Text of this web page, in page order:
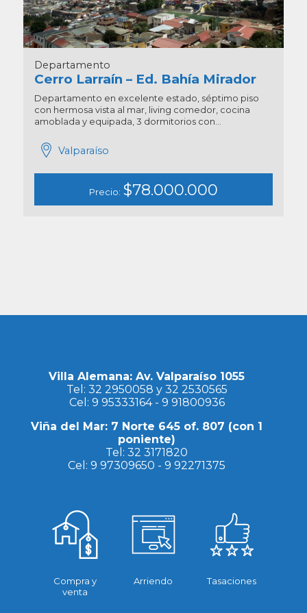
Departamento
Cerro Larraín – Ed. Bahía Mirador
Departamento en excelente estado, séptimo piso
con hermosa vista al mar, living comedor, cocina
amoblada y equipada, 3 dormitorios con...
Valparaíso
Precio: $78.000.000
Villa Alemana: Av. Valparaíso 1055
Tel: 32 2950058 y 32 2530565
Cel: 9 95333164- 9 91800936
Viña del Mar: 7 Norte 645 of. 807 (con 1
poniente)
Tel:32 3171820
Cel:9 97309650 -9 92271375
Compra y
venta
Arriendo Tasaciones